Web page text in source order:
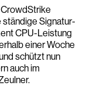
ständige Signatur-
CPU-Leistung
einer Woche
schützt nun
auch im